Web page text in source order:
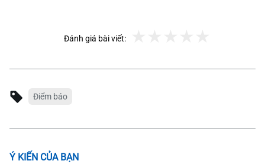
Đánh giá bài viết:
Điểm báo
Ý KIẾN CỦA BẠN